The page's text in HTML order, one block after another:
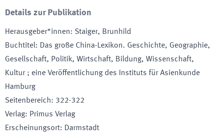
Details zur Publikation
Herausgeber*innen: Staiger, Brunhild
Buchtitel: Das große China-Lexikon. Geschichte, Geographie,
Gesellschaft, Politik, Wirtschaft, Bildung, Wissenschaft,
Kultur ; eine Veröffentlichung des Instituts für Asienkunde
Hamburg
Seitenbereich: 322-322
Verlag: Primus Verlag
Erscheinungsort: Darmstadt